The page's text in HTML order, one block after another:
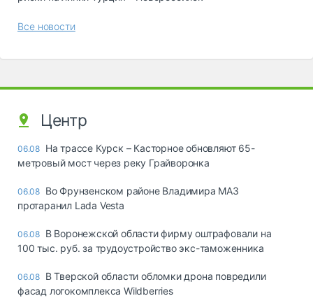
Все новости
Центр
06.08 На трассе Курск – Касторное обновляют 65-
метровый мост через реку Грайворонка
06.08 Во Фрунзенском районе Владимира МАЗ
протаранил Lada Vesta
06.08 В Воронежской области фирму оштрафовали на
100 тыс. руб. за трудоустройство экс-таможенника
06.08 В Тверской области обломки дрона повредили
фасад логокомплекса Wildberries